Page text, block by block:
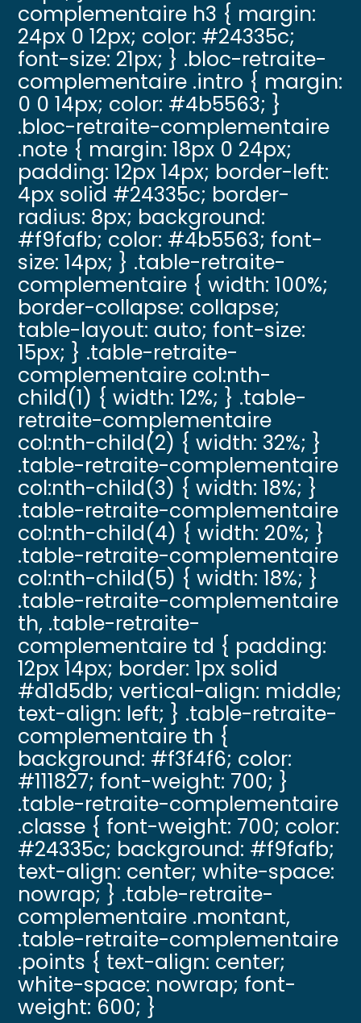
complementaire h3 { margin:
24px 0 12px; color: #24335c;
font-size: 21px; } .bloc-retraite-
complementaire .intro { margin:
0 0 14px; color: #4b5563; }
.bloc-retraite-complementaire
.note { margin: 18px 0 24px;
padding: 12px 14px; border-left:
4px solid #24335c; border-
radius: 8px; background:
#f9fafb; color: #4b5563; font-
size: 14px; } .table-retraite-
complementaire { width: 100%;
border-collapse: collapse;
table-layout: auto; font-size:
15px; } .table-retraite-
complementaire col:nth-
child(1) { width: 12%; } .table-
retraite-complementaire
col:nth-child(2) { width: 32%; }
.table-retraite-complementaire
col:nth-child(3) { width: 18%; }
.table-retraite-complementaire
col:nth-child(4) { width: 20%; }
.table-retraite-complementaire
col:nth-child(5) { width: 18%; }
.table-retraite-complementaire
th, .table-retraite-
complementaire td { padding:
12px 14px; border: 1px solid
#d1d5db; vertical-align: middle;
text-align: left; } .table-retraite-
complementaire th {
background: #f3f4f6; color:
#111827; font-weight: 700; }
.table-retraite-complementaire
.classe { font-weight: 700; color:
#24335c; background: #f9fafb;
text-align: center; white-space:
nowrap; } .table-retraite-
complementaire .montant,
.table-retraite-complementaire
.points { text-align: center;
white-space: nowrap; font-
weight: 600; }